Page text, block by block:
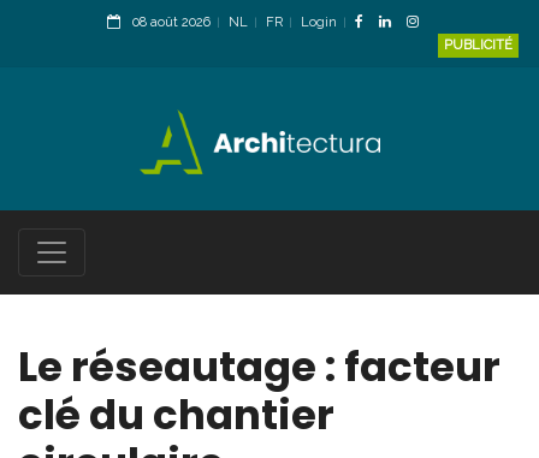
08 août 2026 NL FR
Login
PUBLICITÉ
Le réseautage : facteur
clé du chantier